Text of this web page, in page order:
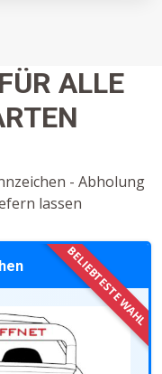
ALLE
- Abholung
lassen